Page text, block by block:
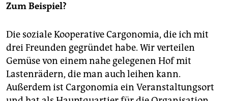
Zum Beispiel?
Die soziale Kooperative Cargonomia, die ich mit
drei Freunden gegründet habe. Wir verteilen
Gemüse von einem nahe gelegenen Hof mit
Lastenrädern, die man auch leihen kann.
Außerdem ist Cargonomia ein Veranstaltungsort